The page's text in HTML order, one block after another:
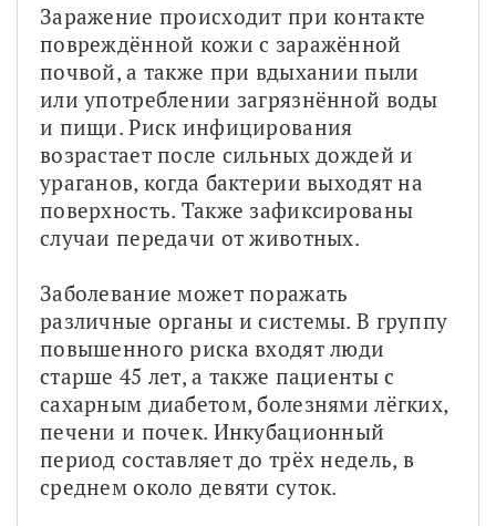
Заражение происходит при контакте
повреждённой кожи с заражённой
почвой, а также при вдыхании пыли
или употреблении загрязнённой воды
и пищи. Риск инфицирования
возрастает после сильных дождей и
ураганов, когда бактерии выходят на
поверхность. Также зафиксированы
случаи передачи от животных.
Заболевание может поражать
различные органы и системы. В группу
повышенного риска входят люди
старше 45 лет, а также пациенты с
сахарным диабетом, болезнями лёгких,
печени и почек. Инкубационный
период составляет до трёх недель, в
среднем около девяти суток.